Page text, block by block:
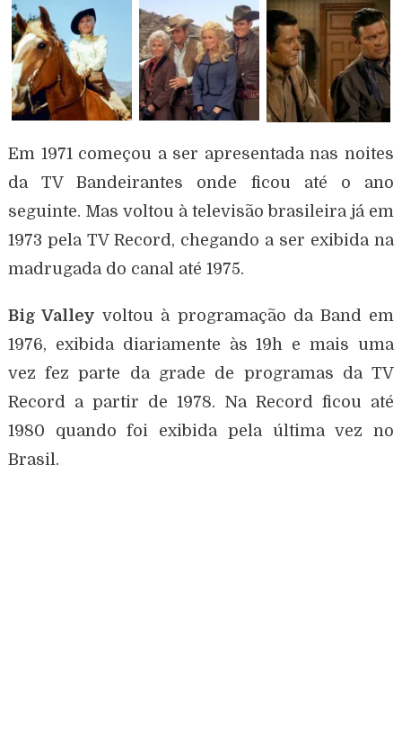
Em 1971 começou a ser apresentada nas noites
da TV Bandeirantes onde ficou até o ano
seguinte. Mas voltou à televisão brasileira já em
1973 pela TV Record, chegando a ser exibida na
madrugada do canal até 1975.
Big Valley voltou à programação da Band em
1976, exibida diariamente às 19h e mais uma
vez fez parte da grade de programas da TV
Record a partir de 1978. Na Record ficou até
1980 quando foi exibida pela última vez no
Brasil.